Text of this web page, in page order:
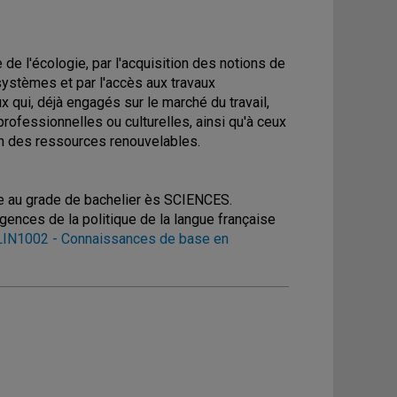
l'écologie, par l'acquisition des notions de
et par l'accès aux travaux
déjà engagés sur le marché du travail,
ou culturelles, ainsi qu'à ceux
des ressources renouvelables.
grade de bachelier ès SCIENCES.
de la politique de la langue française
- Connaissances de base en